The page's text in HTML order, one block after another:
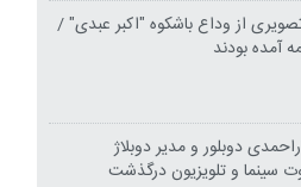
از وداع باشکوه "اکبر عبدی" /
آمده بودند
دوبلور و مدیر دوبلاژ
سینما و تلویزیون درگذشت